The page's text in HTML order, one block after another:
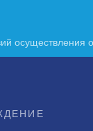
осуществления